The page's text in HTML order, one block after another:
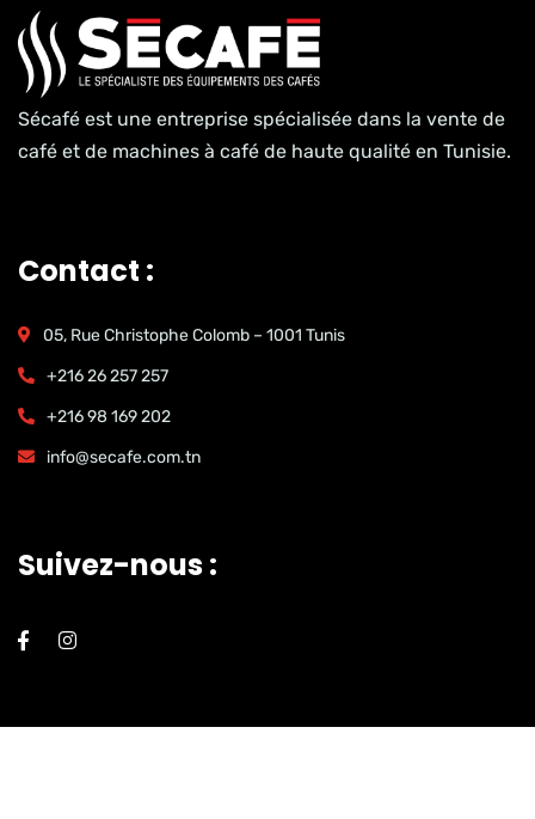
Sécafé est une entreprise spécialisée dans la vente de
café et de machines à café de haute qualité en Tunisie.
Contact :
05, Rue Christophe Colomb – 1001 Tunis
+216 26 257 257
+216 98 169 202
info@secafe.com.tn
Suivez-nous :